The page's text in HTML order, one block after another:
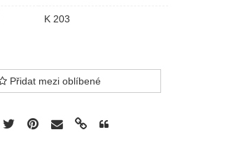
K 203
Přidat mezi oblíbené